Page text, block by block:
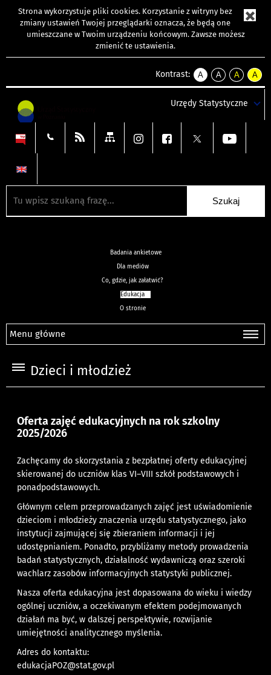
Strona wykorzystuje pliki cookies. Korzystanie z witryny bez
zmiany ustawień Twojej przeglądarki oznacza, że będą one
umieszczane w Twoim urządzeniu końcowym. Zawsze możesz
zmienić te ustawienia.
Kontrast:
A
kontrast
A
kontrast
tekst
czarnym
A
kontrast
tekst
czarnym
A
tekst
żółtym
Urzędy Statystyczne
Badania ankietowe
Dla mediów
Co, gdzie, jak załatwić?
Edukacja
O stronie
Menu główne
Dzieci i młodzież
Oferta zajęć edukacyjnych na rok szkolny
2025/2026
Zachęcamy do skorzystania z bezpłatnej oferty edukacyjnej
skierowanej do uczniów klas VI–VIII szkół podstawowych i
ponadpodstawowych.
Głównym celem przeprowadzanych zajęć jest uświadomienie
dzieciom i młodzieży znaczenia urzędu statystycznego, jako
instytucji zajmującej się zbieraniem informacji i jej
udostępnianiem. Ponadto, przybliżamy metody prowadzenia
badań statystycznych, działalność wydawniczą oraz szeroki
wachlarz zasobów informacyjnych statystyki publicznej.
Nasza oferta edukacyjna jest dopasowana do wieku i wiedzy
ogólnej uczniów, a oczekiwanym efektem podejmowanych
działań ma być, w dalszej perspektywie, rozwijanie
umiejętności analitycznego myślenia.
Adres do kontaktu:
edukacjaPOZ@stat.gov.pl